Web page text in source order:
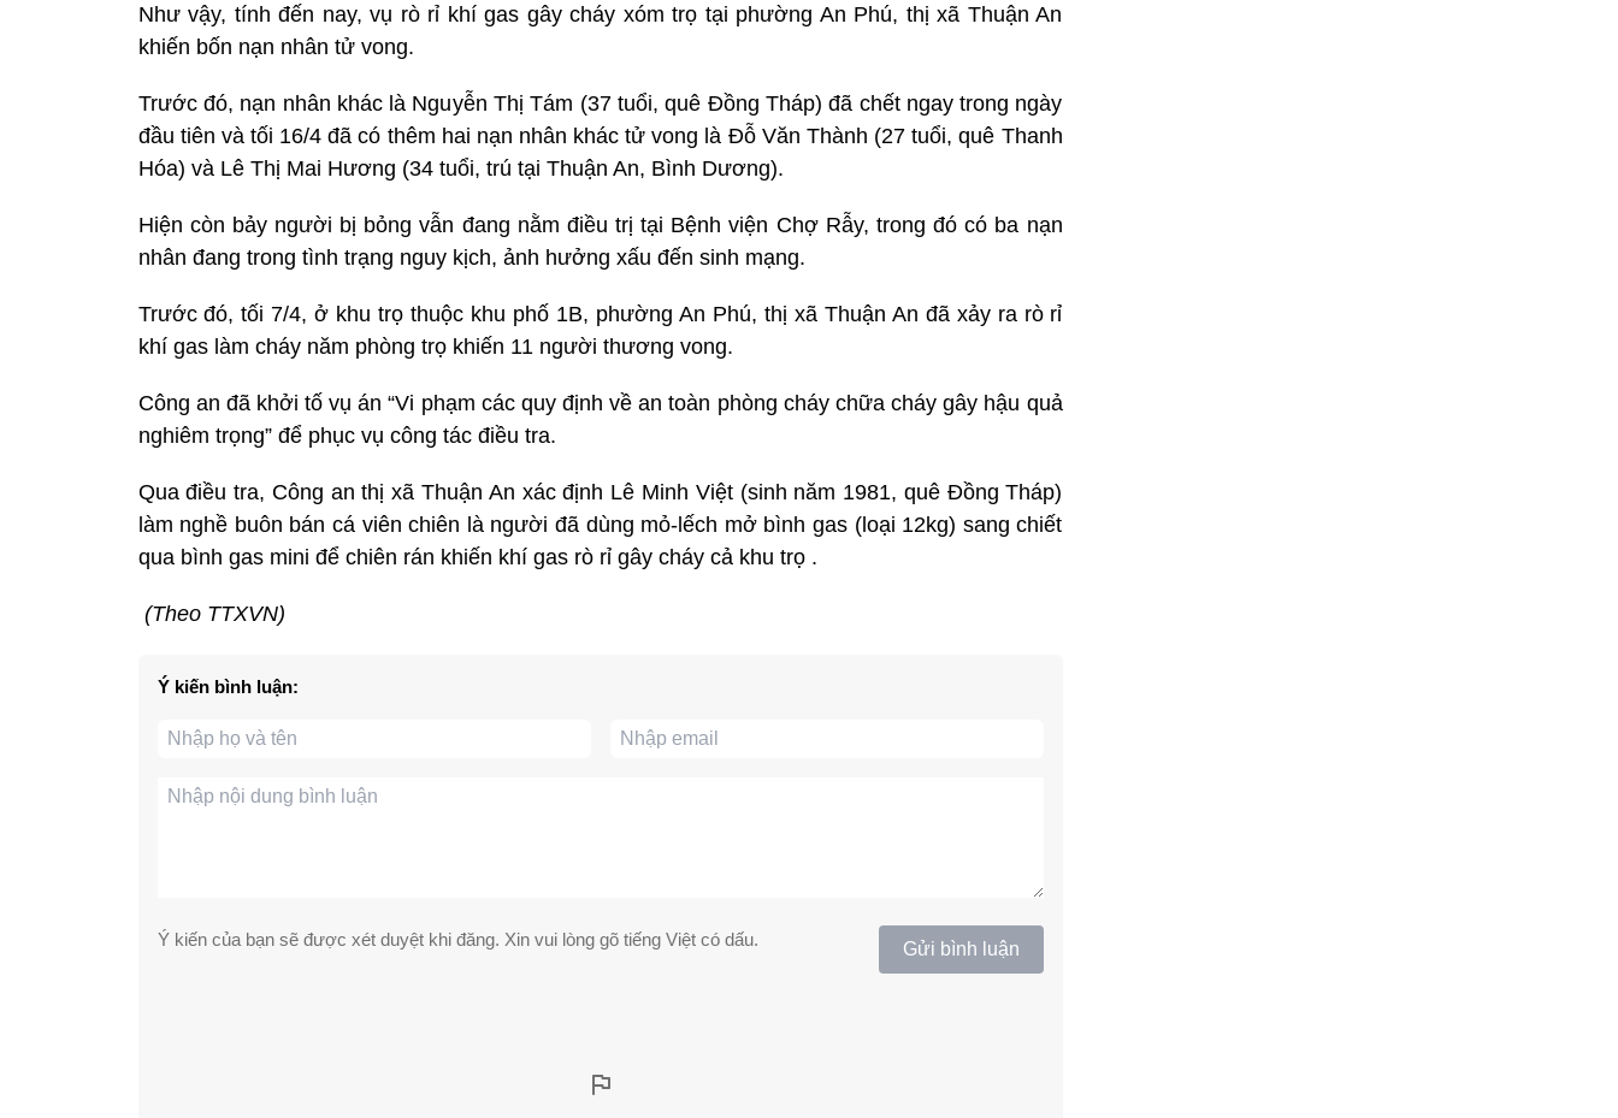
Như vậy, tính đến nay, vụ rò rỉ khí gas gây cháy xóm trọ tại phường An Phú, thị xã Thuận An
khiến bốn nạn nhân tử vong.
Trước đó, nạn nhân khác là Nguyễn Thị Tám (37 tuổi, quê Đồng Tháp) đã chết ngay trong ngày
đầu tiên và tối 16/4 đã có thêm hai nạn nhân khác tử vong là Đỗ Văn Thành (27 tuổi, quê Thanh
Hóa) và Lê Thị Mai Hương (34 tuổi, trú tại Thuận An, Bình Dương).
Hiện còn bảy người bị bỏng vẫn đang nằm điều trị tại Bệnh viện Chợ Rẫy, trong đó có ba nạn
nhân đang trong tình trạng nguy kịch, ảnh hưởng xấu đến sinh mạng.
Trước đó, tối 7/4, ở khu trọ thuộc khu phố 1B, phường An Phú, thị xã Thuận An đã xảy ra rò rỉ
khí gas làm cháy năm phòng trọ khiến 11 người thương vong.
Công an đã khởi tố vụ án “Vi phạm các quy định về an toàn phòng cháy chữa cháy gây hậu quả
nghiêm trọng” để phục vụ công tác điều tra.
Qua điều tra, Công an thị xã Thuận An xác định Lê Minh Việt (sinh năm 1981, quê Đồng Tháp)
làm nghề buôn bán cá viên chiên là người đã dùng mỏ-lếch mở bình gas (loại 12kg) sang chiết
qua bình gas mini để chiên rán khiến khí gas rò rỉ gây cháy cả khu trọ .
(Theo TTXVN)
Ý kiến bình luận:
Ý kiến của bạn sẽ được xét duyệt khi đăng. Xin vui lòng gõ tiếng Việt có dấu. Gửi bình luận